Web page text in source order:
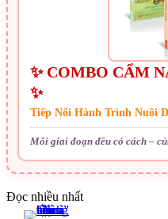
✨ COMBO CẨM
✨
Tiếp Nối Hành Trình Nuôi
Mỗi giai đoạn đều có cách –
Đọc nhiều nhất